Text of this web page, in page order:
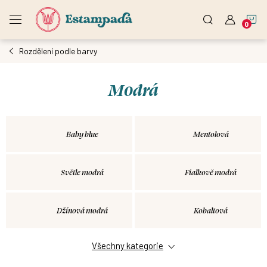
Rozdělení podle barvy
Modrá
Baby blue Mentolová
Světle modrá Fialkově modrá
Džínová modrá Kobaltová
Královská modráVšechny kategorie